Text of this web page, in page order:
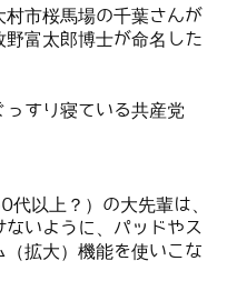
村市桜馬場の千葉さんが
富太郎博士が命名した
っすり寝ている共産党
代以上？）の大先輩は、
いように、パッドやス
（拡大）機能を使いこな